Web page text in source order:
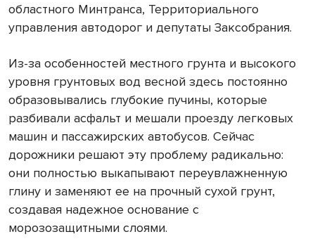
областного Минтранса, Территориального
управления автодорог и депутаты Заксобрания.
Из-за особенностей местного грунта и высокого
уровня грунтовых вод весной здесь постоянно
образовывались глубокие пучины, которые
разбивали асфальт и мешали проезду легковых
машин и пассажирских автобусов. Сейчас
дорожники решают эту проблему радикально:
они полностью выкапывают переувлажненную
глину и заменяют ее на прочный сухой грунт,
создавая надежное основание с
морозозащитными слоями.